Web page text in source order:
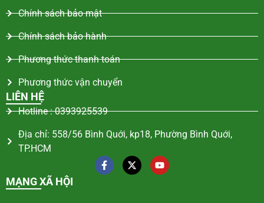
Chính sách bảo mật
Chính sách bảo hành
Phương thức thanh toán
Phương thức vận chuyển
LIÊN HỆ
Hotline : 0393925539
Địa chỉ: 558/56 Bình Quới, kp18, Phường Bình Quới,
TP.HCM
MẠNG XÃ HỘI